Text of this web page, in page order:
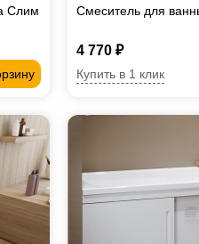
Слим Смеситель для
4 770 ₽
Купить в 1 клик